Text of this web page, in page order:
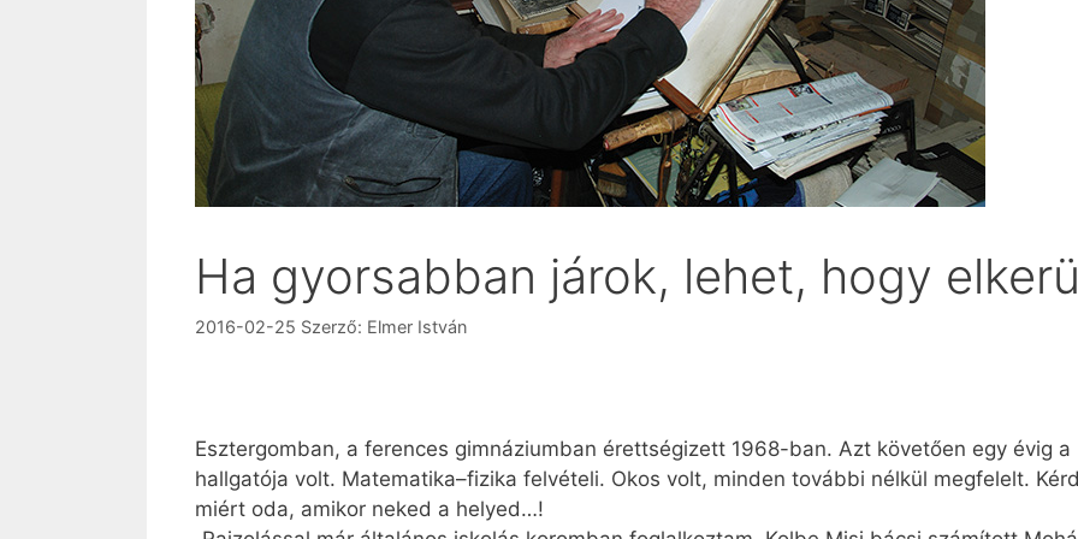
Ha gyorsabban járok, lehet, hogy
2016-02-25 Szerző: Elmer István
Esztergomban, a ferences gimnáziumban érettségizett 1968-ban. Azt követően egy évig
hallgatója volt. Matematika–fizika felvételi. Okos volt, minden további nélkül megfelelt.
miért oda, amikor neked a helyed…!